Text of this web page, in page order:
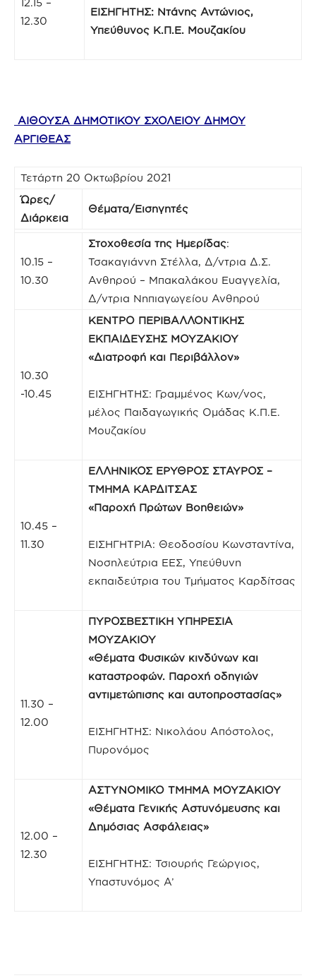
12.15 –
12.30
ΕΙΣΗΓΗΤΗΣ: Ντάνης Αντώνιος,
Υπεύθυνος Κ.Π.Ε. Μουζακίου
ΑΙΘΟΥΣΑ ΔΗΜΟΤΙΚΟΥ ΣΧΟΛΕΙΟΥ ΔΗΜΟΥ
ΑΡΓΙΘΕΑΣ
Τετάρτη 20 Οκτωβρίου 2021
Ώρες/
Διάρκεια
Θέματα/Εισηγητές
10.15 –
10.30
Στοχοθεσία της Ημερίδας:
Τσακαγιάννη Στέλλα, Δ/ντρια Δ.Σ.
Ανθηρού – Μπακαλάκου Ευαγγελία,
Δ/ντρια Νηπιαγωγείου Ανθηρού
10.30
-10.45
ΚΕΝΤΡΟ ΠΕΡΙΒΑΛΛΟΝΤΙΚΗΣ
ΕΚΠΑΙΔΕΥΣΗΣ ΜΟΥΖΑΚΙΟΥ
«Διατροφή και Περιβάλλον»
ΕΙΣΗΓΗΤΗΣ: Γραμμένος Κων/νος,
μέλος Παιδαγωγικής Ομάδας Κ.Π.Ε.
Μουζακίου
10.45 –
11.30
ΕΛΛΗΝΙΚΟΣ ΕΡΥΘΡΟΣ ΣΤΑΥΡΟΣ –
ΤΜΗΜΑ ΚΑΡΔΙΤΣΑΣ
«Παροχή Πρώτων Βοηθειών»
ΕΙΣΗΓΗΤΡΙΑ: Θεοδοσίου Κωνσταντίνα,
Νοσηλεύτρια ΕΕΣ, Υπεύθυνη
εκπαιδεύτρια του Τμήματος Καρδίτσας
11.30 –
12.00
ΠΥΡΟΣΒΕΣΤΙΚΗ ΥΠΗΡΕΣΙΑ
ΜΟΥΖΑΚΙΟΥ
«Θέματα Φυσικών κινδύνων και
καταστροφών. Παροχή οδηγιών
αντιμετώπισης και αυτοπροστασίας»
ΕΙΣΗΓΗΤΗΣ: Νικολάου Απόστολος,
Πυρονόμος
12.00 –
12.30
ΑΣΤΥΝΟΜΙΚΟ ΤΜΗΜΑ ΜΟΥΖΑΚΙΟΥ
«Θέματα Γενικής Αστυνόμευσης και
Δημόσιας Ασφάλειας»
ΕΙΣΗΓΗΤΗΣ: Τσιουρής Γεώργιος,
Υπαστυνόμος Α’